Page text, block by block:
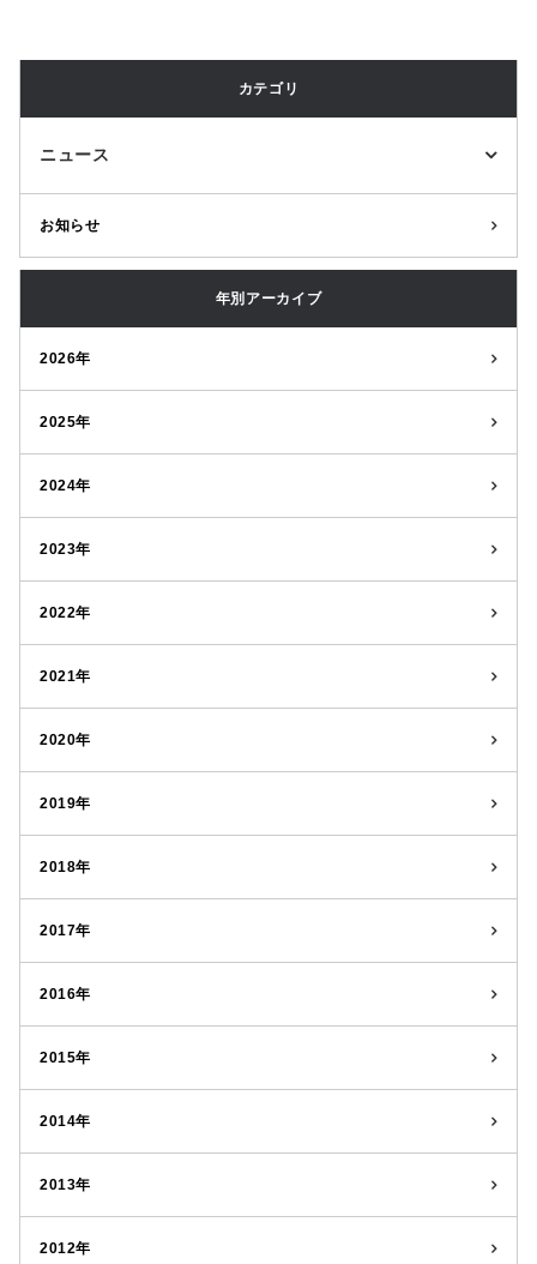
カテゴリ
ニュース
お知らせ
年別アーカイブ
2026年
2025年
2024年
2023年
2022年
2021年
2020年
2019年
2018年
2017年
2016年
2015年
2014年
2013年
2012年